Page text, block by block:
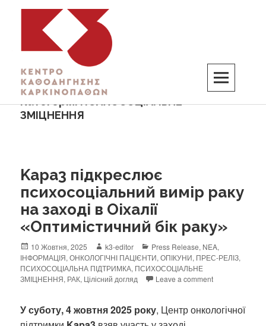
K3
ΚΕΝΤΡΟ ΚΑΘΟΔΗΓΗΣΗΣ ΚΑΡΚΙΝΟΠΑΘΩΝ
Категорія:ПСИХОСОЦІАЛЬНЕ
ЗМІЦНЕННЯ
Kapa3 підкреслює
психосоціальний вимір раку
на заході в Оіхалії
«Оптимістичний бік раку»
10 Жовтня, 2025 k3-editor Press Release, ΝΕΑ,
ІНФОРМАЦІЯ,ОНКОЛОГІЧНІ ПАЦІЄНТИ,ОПІКУНИ, ПРЕС-РЕЛІЗ,
ПСИХОСОЦІАЛЬНА ПІДТРИМКА, ПСИХОСОЦІАЛЬНЕ
ЗМІЦНЕННЯ, РАК, Цілісний догляд Leave a comment
У суботу, 4 жовтня 2025 року, Центр онкологічної